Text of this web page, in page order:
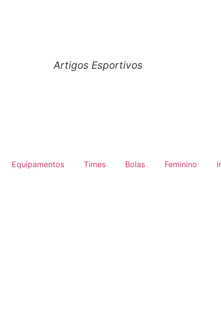
Artigos Esportivos
Equipamentos Times Bolas Feminino